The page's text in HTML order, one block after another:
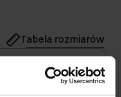
Tabela rozmiarów